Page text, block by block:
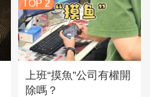
TOP 2
上班“摸魚”公司有權開
除嗎？